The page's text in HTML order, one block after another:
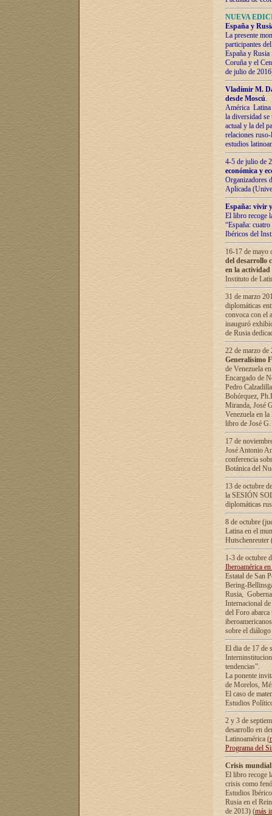
NUEVA
España y
La presente
participantes
España y
Coruña y el
de julio de
Vladímir М.
desde Moscú.
América Latina
la diversidad
actual у lа del
relaciones
estudios
4-5 de julio de
económica y
Organizadores
Aplicada
España: vivir
El libro recoge
“España:
Ibéricos del
16-17 de mayo
del desarrollo
en la
Instituto de
31 de marzo
diplomáticas
convoca con el
inauguró
de Rusia
22 de marzo
Generalísimo
de Venezuela
Encargado de
Pedro
Bohórquez,
Miranda, José
Venezuela en
libro de José
17 de
José Antonio
conferencia
Botánica del
13 de octubre
la SESIÓN
diplomáticas
8 de octubre
Latina en el
1-3 de octubre
Iberoamérica
Estatal de San
Bering-
Rusia,
Internacional
del Foro
sobre el
El dia de 17 de
tendencias”.
La ponente
de Morelos,
El caso de
Estudios
2 y 3 de
desarrollo en
Latinoamérica (
Programa del
Crisis
El libro recoge
crisis como
Estudios
Rusia en el
de 2013) (más